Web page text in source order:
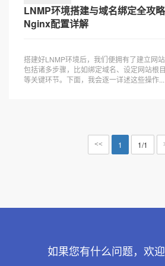
LNMP环境搭建与域名绑定全攻
Nginx配置详解
搭建好LNMP环境后，我们便拥有了建立网
包括诸多步骤，比如绑定域名、设定网站根
等关键环节。下面，我会逐一详述这些操作...
<< 1 1/1
如果您有什么问题，欢